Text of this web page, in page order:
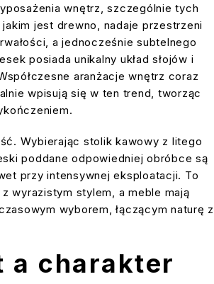
wnętrz, szczególnie tych
jest drewno, nadaje przestrzeni
a jednocześnie subtelnego
posiada unikalny układ słojów i
aranżacje wnętrz coraz
wpisują się w ten trend, tworząc
Wybierając stolik kawowy z litego
poddane odpowiedniej obróbce są
przy intensywnej eksploatacji. To
wyrazistym stylem, a meble mają
wyborem, łączącym naturę z
a charakter